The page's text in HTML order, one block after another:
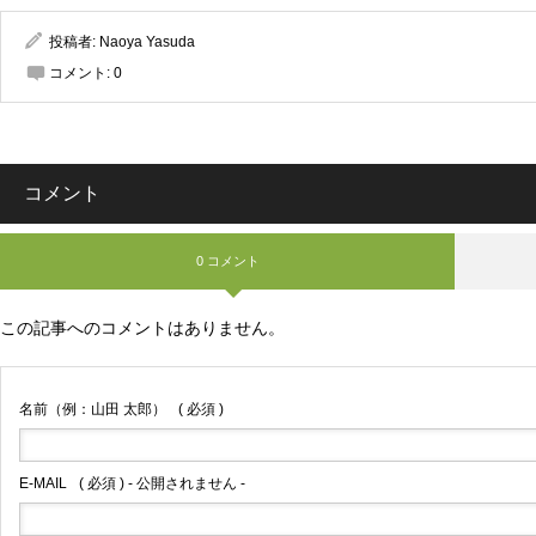
投稿者: Naoya Yasuda
コメント: 0
コメント
0 コメント
この記事へのコメントはありません。
名前（例：山田 太郎） ( 必須 )
E-MAIL ( 必須 ) - 公開されません -